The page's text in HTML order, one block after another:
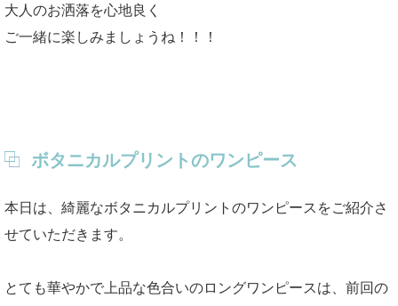
大人のお洒落を心地良く
ご一緒に楽しみましょうね！！！
ボタニカルプリントのワンピース
本日は、綺麗なボタニカルプリントのワンピースをご紹介さ
せていただきます。
とても華やかで上品な色合いのロングワンピースは、前回の